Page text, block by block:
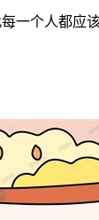
个人都应